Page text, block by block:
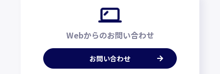
Webからのお問い合わせ
お問い合わせ